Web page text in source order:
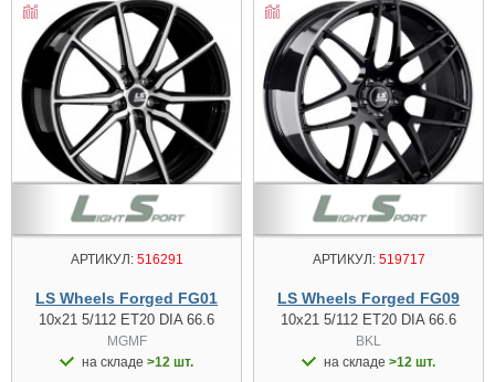
АРТИКУЛ:516291
LS Wheels Forged FG01
10x21 5/112 ET20 DIA 66.6
MGMF
на складе >12 шт.
АРТИКУЛ:519717
LS Wheels Forged FG09
10x21 5/112 ET20 DIA 66.6
BKL
на складе >12 шт.